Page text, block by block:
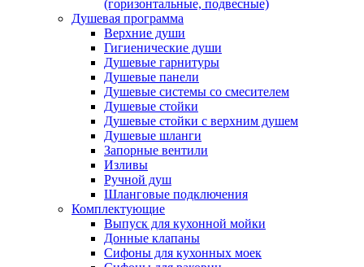
(горизонтальные, подвесные)
Душевая программа
Верхние души
Гигиенические души
Душевые гарнитуры
Душевые панели
Душевые системы со смесителем
Душевые стойки
Душевые стойки с верхним душем
Душевые шланги
Запорные вентили
Изливы
Ручной душ
Шланговые подключения
Комплектующие
Выпуск для кухонной мойки
Донные клапаны
Сифоны для кухонных моек